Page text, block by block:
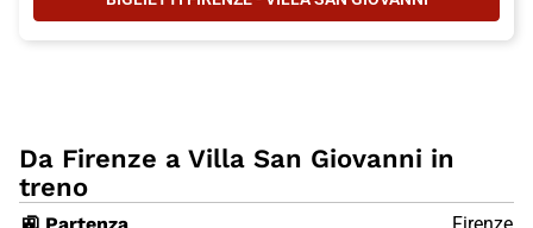
Da Firenze a Villa San Giovanni in
treno